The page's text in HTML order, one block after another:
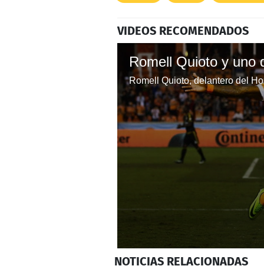
VIDEOS RECOMENDADOS
seconds
NOTICIAS RELACIONADAS